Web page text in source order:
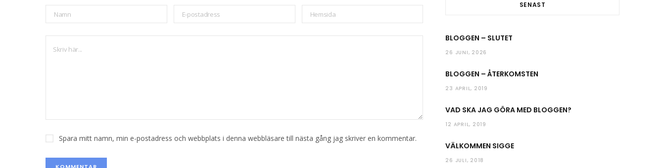
Spara mitt namn, min e-postadress och webbplats i denna webbläsare till nästa gång jag skriver en kommentar.
r
r
SENAST
BLOGGEN – SLUTET
26 JUNI, 2026
BLOGGEN – ÅTERKOMSTEN
23 APRIL, 2019
VAD SKA JAG GÖRA MED BLOGGEN?
12 APRIL, 2019
VÄLKOMMEN SIGGE
26 JULI, 2018